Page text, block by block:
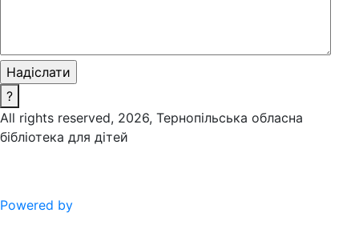
?
All rights reserved, 2026, Тернопільська обласна
бібліотека для дітей
Powered by